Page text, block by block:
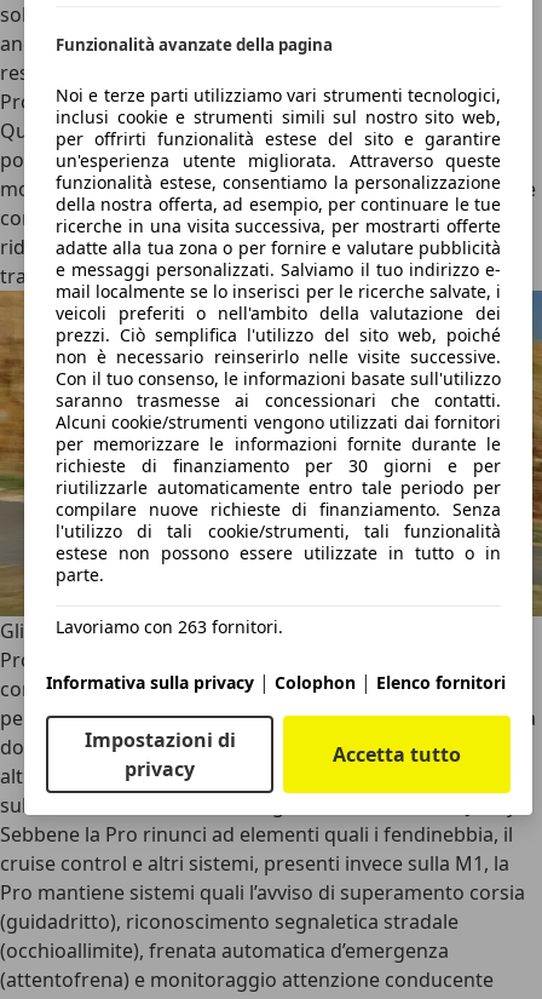
Funzionalità avanzate della pagina
Noi e terze parti utilizziamo vari strumenti tecnologici,
inclusi cookie e strumenti simili sul nostro sito web,
per offrirti funzionalità estese del sito e garantire
un'esperienza utente migliorata. Attraverso queste
funzionalità estese, consentiamo la personalizzazione
della nostra offerta, ad esempio, per continuare le tue
ricerche in una visita successiva, per mostrarti offerte
adatte alla tua zona o per fornire e valutare pubblicità
e messaggi personalizzati. Salviamo il tuo indirizzo e-
mail localmente se lo inserisci per le ricerche salvate, i
veicoli preferiti o nell'ambito della valutazione dei
prezzi. Ciò semplifica l'utilizzo del sito web, poiché
non è necessario reinserirlo nelle visite successive.
Con il tuo consenso, le informazioni basate sull'utilizzo
saranno trasmesse ai concessionari che contatti.
Alcuni cookie/strumenti vengono utilizzati dai fornitori
per memorizzare le informazioni fornite durante le
richieste di finanziamento per 30 giorni e per
riutilizzarle automaticamente entro tale periodo per
compilare nuove richieste di finanziamento. Senza
l'utilizzo di tali cookie/strumenti, tali funzionalità
estese non possono essere utilizzate in tutto o in
parte.
Lavoriamo con 263 fornitori.
Informativa sulla privacy | Colophon | Elenco fornitori
Impostazioni di
privacy
Accetta tutto
solo 4,9 metri. Sospensioni ad assale rigido a tre punti di
ancoraggio,molle elicoidalie telaio a longheroni fanno il
resto, complice l’elettronica di gestione del
Pro
Qui si può decidere di spostare latrazione sulle sole ruote
posteriori(2H) o indirizzarla a tutte e quattro con la
modalità 4H. Se il terreno lo richiede, ecco le marce ridotte
con la funzione 4L Niente differenziali autobloccanti, per
ridurre il peso (contenuto in 1.165 kg), ma controllo di
trazione per bilanciare la coppia sui due assi.
Gli ADAS e la sicurezza
Proposta nell’unico
configurazione autocarro sia per la M1 per trasporto
persone, la Jimny lanciata nel 2018 e poi aggiornata è stata
dotata di tutti i sistemi di sicurezza presi in comune con le
altre Suzuki. Simpaticamente rinominati per rendere
subito chiare le loro funzioni, gli
Sebbene la Pro rinunci ad elementi quali i fendinebbia, il
cruise control e altri sistemi, presenti invece sulla M1, la
Pro mantiene sistemi quali l’avviso di superamento corsia
(guidadritto), riconoscimento segnaletica stradale
(occhioallimite), frenata automatica d’emergenza
(attentofrena) e monitoraggio attenzione conducente